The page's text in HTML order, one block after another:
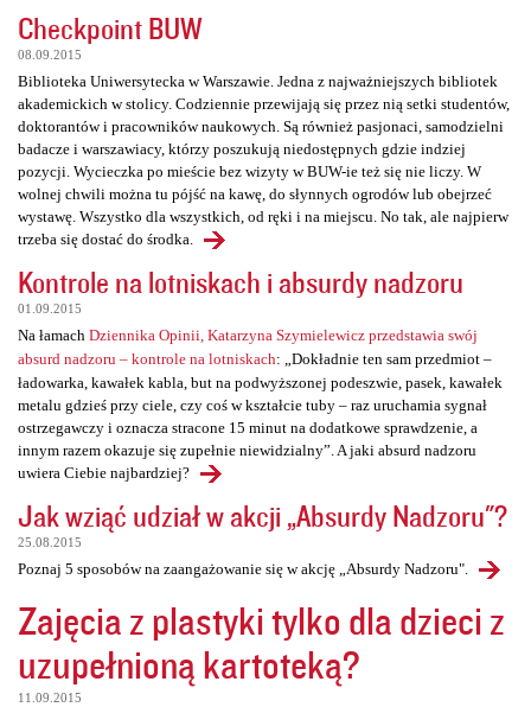
Checkpoint BUW
08.09.2015
Biblioteka Uniwersytecka w Warszawie. Jedna z najważniejszych bibliotek
akademickich w stolicy. Codziennie przewijają się przez nią setki studentów,
doktorantów i pracowników naukowych. Są również pasjonaci, samodzielni
badacze i warszawiacy, którzy poszukują niedostępnych gdzie indziej
pozycji. Wycieczka po mieście bez wizyty w BUW-ie też się nie liczy. W
wolnej chwili można tu pójść na kawę, do słynnych ogrodów lub obejrzeć
wystawę. Wszystko dla wszystkich, od ręki i na miejscu. No tak, ale najpierw
trzeba się dostać do środka.
Kontrole na lotniskach i absurdy nadzoru
01.09.2015
Na łamach Dziennika Opinii, Katarzyna Szymielewicz przedstawia swój
absurd nadzoru – kontrole na lotniskach: „Dokładnie ten sam przedmiot –
ładowarka, kawałek kabla, but na podwyższonej podeszwie, pasek, kawałek
metalu gdzieś przy ciele, czy coś w kształcie tuby – raz uruchamia sygnał
ostrzegawczy i oznacza stracone 15 minut na dodatkowe sprawdzenie, a
innym razem okazuje się zupełnie niewidzialny”. A jaki absurd nadzoru
uwiera Ciebie najbardziej?
Jak wziąć udział w akcji „Absurdy Nadzoru"?
25.08.2015
Poznaj 5 sposobów na zaangażowanie się w akcję „Absurdy Nadzoru".
Zajęcia z plastyki tylko dla dzieci z
uzupełnioną kartoteką?
11.09.2015